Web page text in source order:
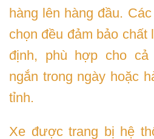
hàng lên hàng đầu.
chọn đều đảm bảo
định, phù hợp cho cả
ngắn trong ngày hoặc
tỉnh.
Xe được trang bị hệ